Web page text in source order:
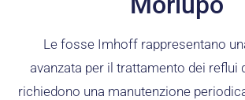
Le fosse Imhoff rappresentano
avanzata per il trattamento dei reflui
richiedono una manutenzione